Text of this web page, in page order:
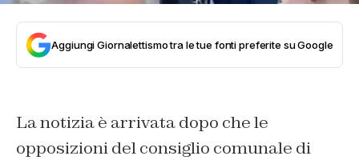
Aggiungi Giornalettismo tra le tue fonti preferite su Google
La notizia è arrivata dopo che le
opposizioni del consiglio comunale di